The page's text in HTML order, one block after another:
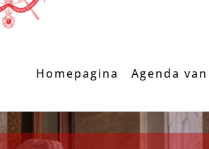
Homepagina Agenda